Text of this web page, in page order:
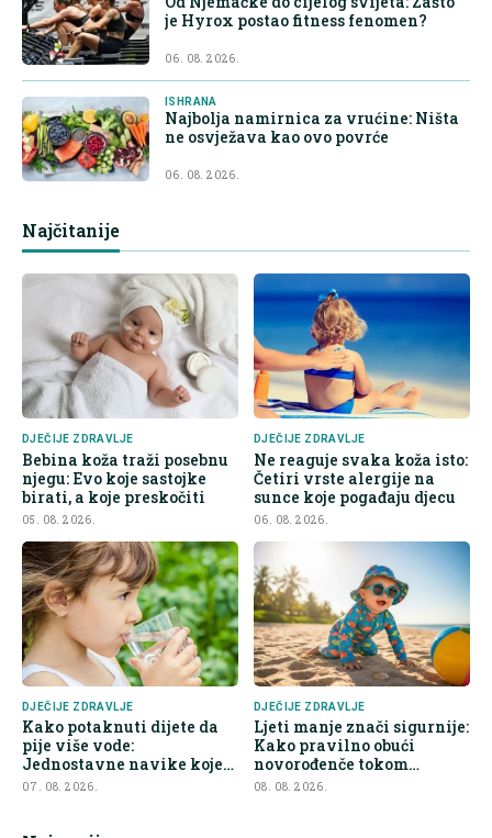
je Hyrox postao fitness fenomen?
06. 08. 2026.
ISHRANA
Najbolja namirnica za vrućine: Ništa
ne osvježava kao ovo povrće
06. 08. 2026.
Najčitanije
DJEČIJE ZDRAVLJE
Bebina koža traži posebnu
njegu: Evo koje sastojke
birati, a koje preskočiti
05. 08. 2026.
DJEČIJE ZDRAVLJE
Ne reaguje svaka koža isto:
Četiri vrste alergije na
sunce koje pogađaju djecu
06. 08. 2026.
DJEČIJE ZDRAVLJE
Kako potaknuti dijete da
pije više vode:
Jednostavne navike koje
olakšavaju roditeljima
07. 08. 2026.
DJEČIJE ZDRAVLJE
Ljeti manje znači sigurnije:
Kako pravilno obući
novorođenče tokom
toplinskog vala
08. 08. 2026.